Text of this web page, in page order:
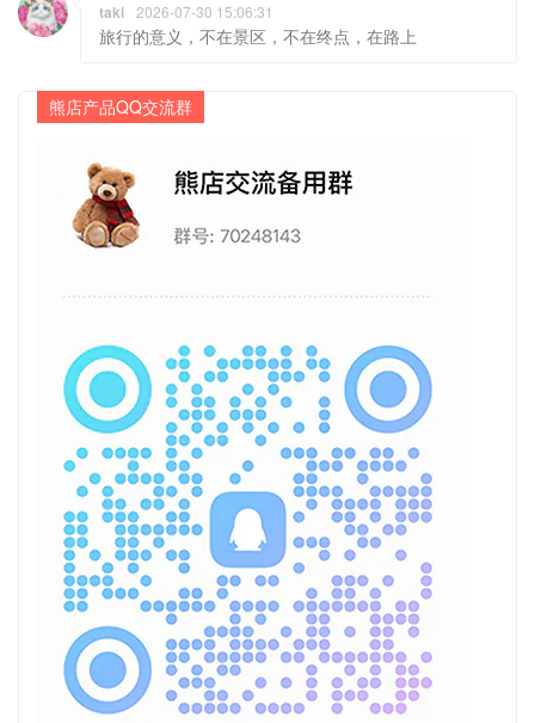
taki 2026-07-30 15:06:31
旅行的意义，不在景区，不在终点，在路上
熊店产品QQ交流群